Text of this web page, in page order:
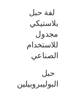
لفة حبل
بلاستيكي
مجدول
للاستخدام
الصناعي
حبل
البوليبروبيلين